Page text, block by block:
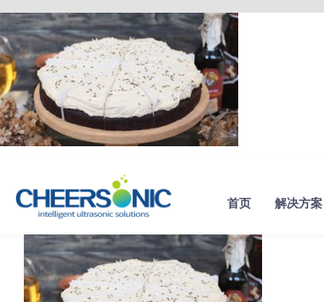
Skip
to
content
首页 解决方案